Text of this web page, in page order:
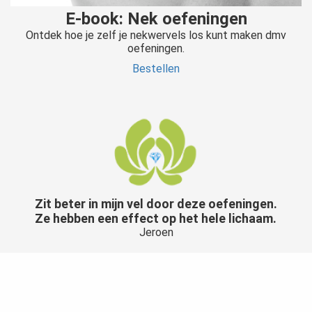
E-book: Nek oefeningen
Ontdek hoe je zelf je nekwervels los kunt maken dmv
oefeningen.
Bestellen
Zit beter in mijn vel door deze oefeningen.
Ze hebben een effect op het hele lichaam.
Jeroen